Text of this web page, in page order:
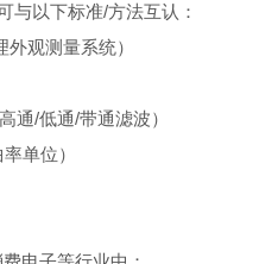
与以下标准/方法互认：
观测量系统）
通/低通/带通滤波）
单位）